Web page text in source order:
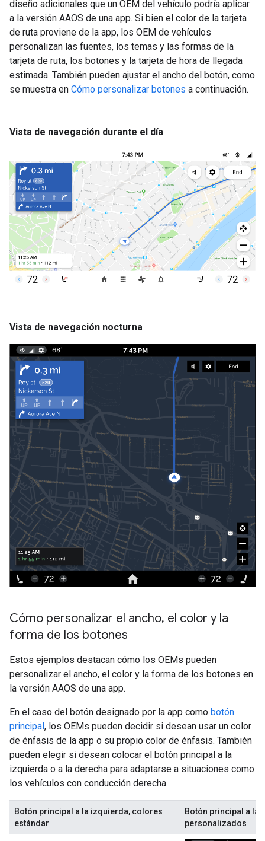
diseño adicionales que un OEM del vehículo podría aplicar
a la versión AAOS de una app. Si bien el color de la tarjeta
de ruta proviene de la app, los OEM de vehículos
personalizan las fuentes, los temas y las formas de la
tarjeta de ruta, los botones y la tarjeta de hora de llegada
estimada. También pueden ajustar el ancho del botón, como
se muestra en Cómo personalizar botones a continuación.
Vista de navegación durante el día
Vista de navegación nocturna
Cómo personalizar el ancho, el color y la
forma de los botones
Estos ejemplos destacan cómo los OEMs pueden
personalizar el ancho, el color y la forma de los botones en
la versión AAOS de una app.
En el caso del botón designado por la app como botón
principal, los OEMs pueden decidir si desean usar un color
de énfasis de la app o su propio color de énfasis. También
pueden elegir si desean colocar el botón principal a la
izquierda o a la derecha para adaptarse a situaciones como
los vehículos con conducción derecha.
Botón principal a la izquierda, colores
estándar
Botón principal a la
personalizados